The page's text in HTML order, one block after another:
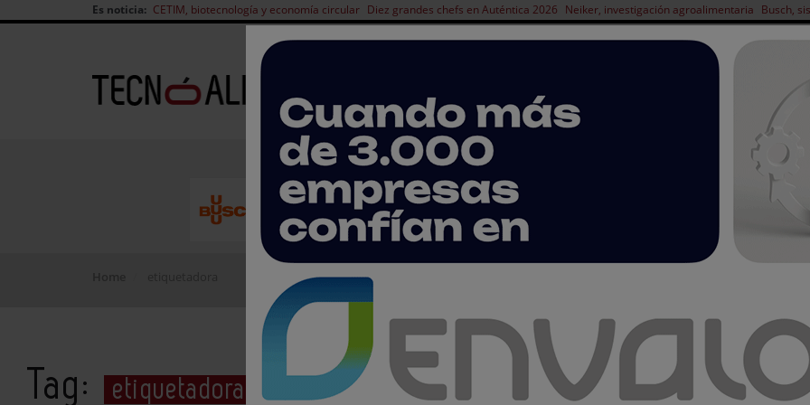
Es noticia: CETIM, biotecnología y economía circular Diez grandes chefs en Auténtica 2026 Neiker, investigación agroalimentaria Busch,
NOTICIAS ARTÍCULOS
Tag: etiquetadora